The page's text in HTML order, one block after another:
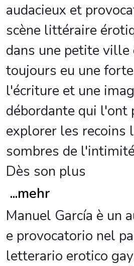
audacieux et
scène littéraire
dans une petite ville
toujours eu une
l'écriture et une
débordante qui l'ont
explorer les recoins
sombres de
Dès son plus
...mehr
Manuel García è un
e provocatorio nel
letterario erotico